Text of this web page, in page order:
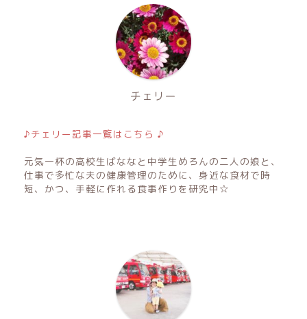
チェリー
♪チェリー記事一覧はこちら ♪
元気一杯の高校生ばななと中学生めろんの二人の娘と、
仕事で多忙な夫の健康管理のために、身近な食材で時
短、かつ、手軽に作れる食事作りを研究中☆